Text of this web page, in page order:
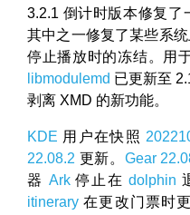
3.2.1 倒计时版本修复了
其中之一修复了某些系
停止播放时的冻结。用
libmodulemd 已更新至
剥离 XMD 的新功能。
KDE 用户在快照
22.08.2 更新。 Gear
器 Ark停止在dolphin
itinerary 在更改门票时